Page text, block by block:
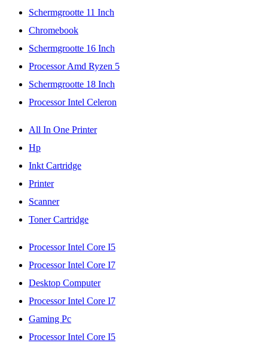
Schermgrootte 11 Inch
Chromebook
Schermgrootte 16 Inch
Processor Amd Ryzen 5
Schermgrootte 18 Inch
Processor Intel Celeron
All In One Printer
Hp
Inkt Cartridge
Printer
Scanner
Toner Cartridge
Processor Intel Core I5
Processor Intel Core I7
Desktop Computer
Processor Intel Core I7
Gaming Pc
Processor Intel Core I5